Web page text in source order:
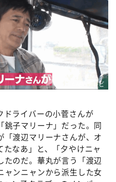
正義のミカタ
©️ABCテレビ
ドライバーの小菅さんが
銚子マリーナ」だった。同
渡辺マリーナさんが、オ
なあ」と、「夕やけニャ
たのだ。華丸が言う「渡辺
ャンニャンから派生した女